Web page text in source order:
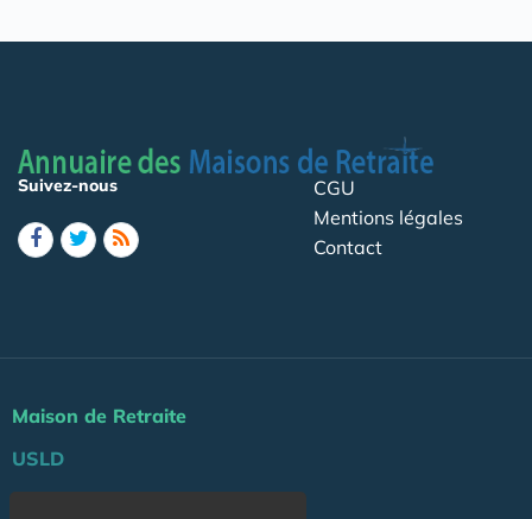
Suivez-nous
CGU
Mentions légales
Contact
Maison de Retraite
USLD